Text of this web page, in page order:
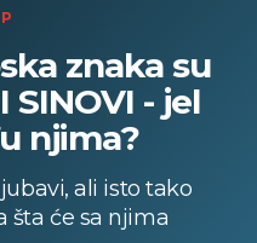
znaka su
SINOVI - jel
njima?
ali isto tako
šta će sa njima